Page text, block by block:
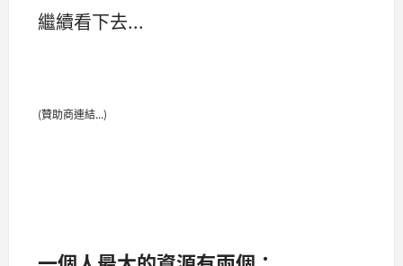
繼續看下去...
(贊助商連結...)